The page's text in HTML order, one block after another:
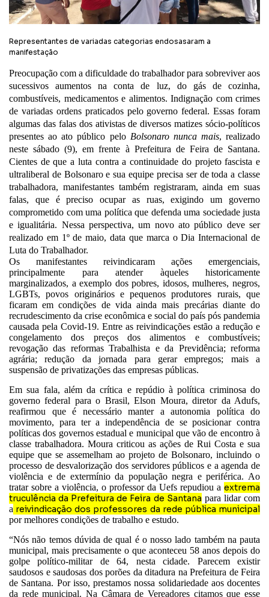
Representantes de variadas categorias endosasaram a
manifestação
Preocupação com a dificuldade do trabalhador para sobreviver aos
sucessivos aumentos na conta de luz, do gás de cozinha,
combustíveis, medicamentos e alimentos. Indignação com crimes
de variadas ordens praticados pelo governo federal. Essas foram
algumas das falas dos ativistas de diversos matizes sócio-políticos
presentes ao ato público pelo Bolsonaro nunca mais, realizado
neste sábado (9), em frente à Prefeitura de Feira de Santana.
Cientes de que a luta contra a continuidade do projeto fascista e
ultraliberal de Bolsonaro e sua equipe precisa ser de toda a classe
trabalhadora, manifestantes também registraram, ainda em suas
falas, que é preciso ocupar as ruas, exigindo um governo
comprometido com uma política que defenda uma sociedade justa
e igualitária. Nessa perspectiva, um novo ato público deve ser
realizado em 1º de maio, data que marca o Dia Internacional de
Luta do Trabalhador.
Os manifestantes reivindicaram ações emergenciais,
principalmente para atender àqueles historicamente
marginalizados, a exemplo dos pobres, idosos, mulheres, negros,
LGBTs, povos originários e pequenos produtores rurais, que
ficaram em condições de vida ainda mais precárias diante do
recrudescimento da crise econômica e social do país pós pandemia
causada pela Covid-19. Entre as reivindicações estão a redução e
congelamento dos preços dos alimentos e combustíveis;
revogação das reformas Trabalhista e da Previdência; reforma
agrária; redução da jornada para gerar empregos; mais a
suspensão de privatizações das empresas públicas.
Em sua fala, além da crítica e repúdio à política criminosa do
governo federal para o Brasil, Elson Moura, diretor da Adufs,
reafirmou que é necessário manter a autonomia política do
movimento, para ter a independência de se posicionar contra
políticas dos governos estadual e municipal que vão de encontro à
classe trabalhadora. Moura criticou as ações de Rui Costa e sua
equipe que se assemelham ao projeto de Bolsonaro, incluindo o
processo de desvalorização dos servidores públicos e a agenda de
violência e de extermínio da população negra e periférica. Ao
tratar sobre a violência, o professor da Uefs repudiou a extrema
truculência da Prefeitura de Feira de Santana para lidar com
a reivindicação dos professores da rede pública municipal
por melhores condições de trabalho e estudo.
“Nós não temos dúvida de qual é o nosso lado também na pauta
municipal, mais precisamente o que aconteceu 58 anos depois do
golpe político-militar de 64, nesta cidade. Parecem existir
saudosos e saudosas dos porões da ditadura na Prefeitura de Feira
de Santana. Por isso, prestamos nossa solidariedade aos docentes
da rede municipal. Na Câmara de Vereadores citamos que esse